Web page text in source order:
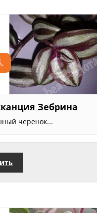
Зебрина
черенок...